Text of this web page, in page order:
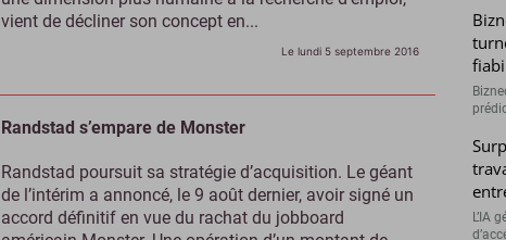
vient de décliner son concept en...
Le lundi 5 septembre 2016
Randstad s’empare de Monster
Randstad poursuit sa stratégie d’acquisition. Le géant
de l’intérim a annoncé, le 9 août dernier, avoir signé un
accord définitif en vue du rachat du jobboard
L’IA